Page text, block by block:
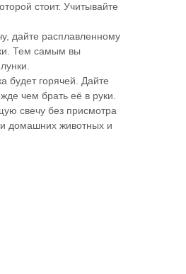
стоит. Учитывайте
дайте расплавленному
Тем самым вы
будет горячей. Дайте
чем брать её в руки.
свечу без присмотра
домашних животных и